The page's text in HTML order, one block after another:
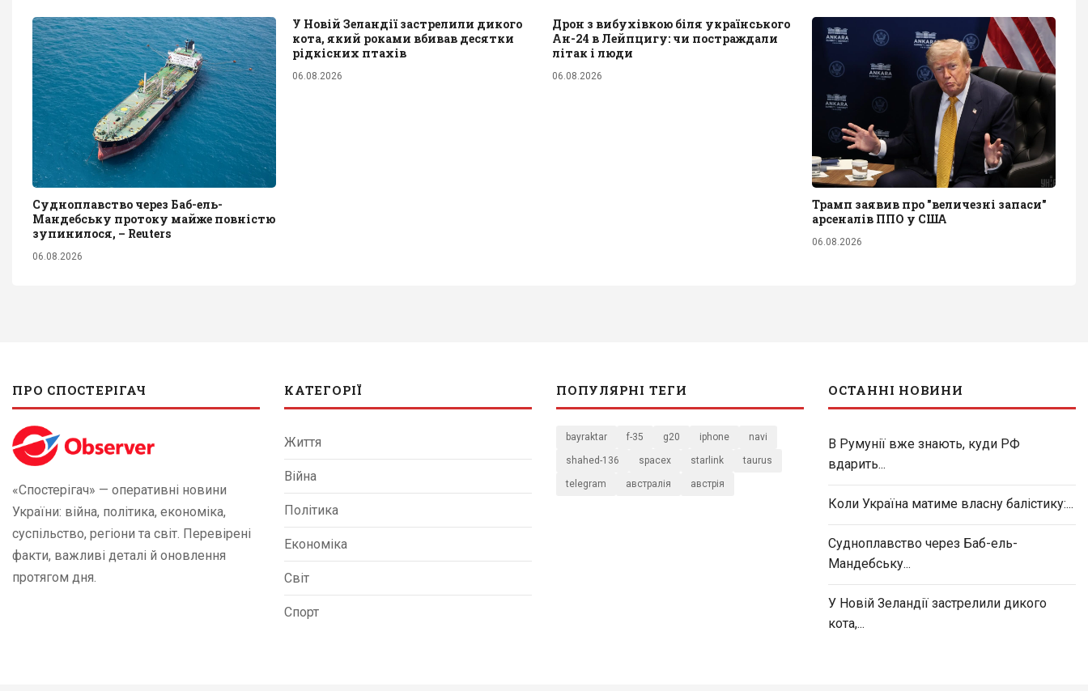
Судноплавство через Баб-ель-
Мандебську протоку майже повністю
зупинилося, – Reuters
06.08.2026
У Новій Зеландії застрелили дикого
кота, який роками вбивав десятки
рідкісних птахів
06.08.2026
Дрон з вибухівкою біля українського
Ан-24 в Лейпцигу: чи постраждали
літак і люди
06.08.2026
Трамп заявив про "величезні запаси"
арсеналів ППО у США
06.08.2026
ПРО СПОСТЕРІГАЧ
«Спостерігач» — оперативні новини
України: війна, політика, економіка,
суспільство, регіони та світ. Перевірені
факти, важливі деталі й оновлення
протягом дня.
КАТЕГОРІЇ
Життя
Війна
Політика
Економіка
Світ
Спорт
ПОПУЛЯРНІ ТЕГИ
bayraktar f-35 g20 iphone navi
shahed-136 spacex starlink taurus
telegram австралія австрія
ОСТАННІ НОВИНИ
В Румунії вже знають, куди РФ
вдарить...
Коли Україна матиме власну балістику:...
Судноплавство через Баб-ель-
Мандебську...
У Новій Зеландії застрелили дикого
кота,...